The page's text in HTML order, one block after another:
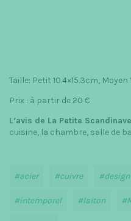
Taille: Petit 10.4×15.3cm,
Prix : à partir de 20 €
L’avis de La Petite Scandinave
cuisine, la chambre, salle de
acier cuivre
intemporel laiton